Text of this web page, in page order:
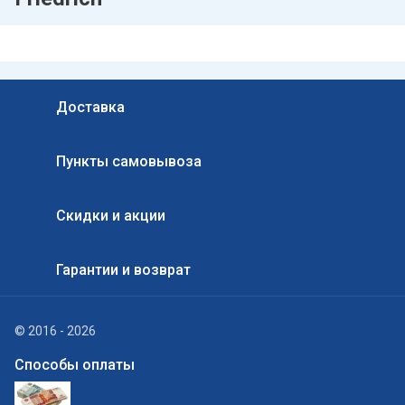
Доставка
Пункты самовывоза
Скидки и акции
Гарантии и возврат
© 2016 - 2026
Способы оплаты